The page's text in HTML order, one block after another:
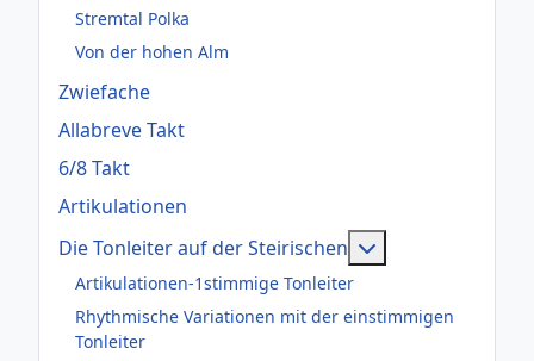
Stremtal Polka
Von der hohen Alm
Zwiefache
Allabreve Takt
6/8 Takt
Artikulationen
Die Tonleiter auf der Steirischen
Artikulationen-1stimmige Tonleiter
Rhythmische Variationen mit der einstimmigen
Tonleiter